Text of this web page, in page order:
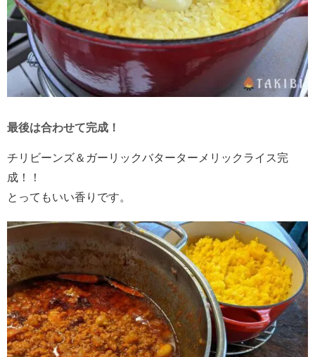
最後は合わせて完成！
チリビーンズ＆ガーリックバターターメリックライス完
成！！
とってもいい香りです。